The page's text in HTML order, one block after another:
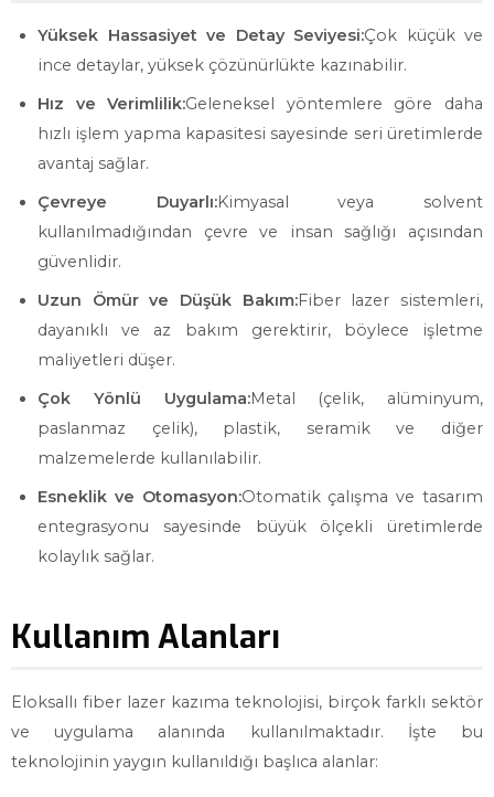
Yüksek Hassasiyet ve Detay Seviyesi:Çok küçük ve
ince detaylar, yüksek çözünürlükte kazınabilir.
Hız ve Verimlilik:Geleneksel yöntemlere göre daha
hızlı işlem yapma kapasitesi sayesinde seri üretimlerde
avantaj sağlar.
Çevreye Duyarlı:Kimyasal veya solvent
kullanılmadığından çevre ve insan sağlığı açısından
güvenlidir.
Uzun Ömür ve Düşük Bakım:Fiber lazer sistemleri,
dayanıklı ve az bakım gerektirir, böylece işletme
maliyetleri düşer.
Çok Yönlü Uygulama:Metal (çelik, alüminyum,
paslanmaz çelik), plastik, seramik ve diğer
malzemelerde kullanılabilir.
Esneklik ve Otomasyon:Otomatik çalışma ve tasarım
entegrasyonu sayesinde büyük ölçekli üretimlerde
kolaylık sağlar.
Kullanım Alanları
Eloksallı fiber lazer kazıma teknolojisi, birçok farklı sektör
ve uygulama alanında kullanılmaktadır. İşte bu
teknolojinin yaygın kullanıldığı başlıca alanlar: